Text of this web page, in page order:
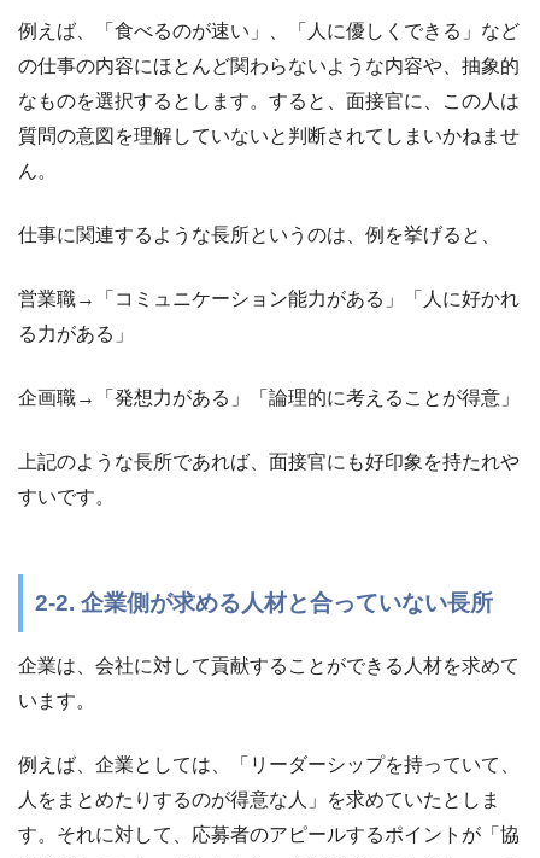
例えば、「食べるのが速い」、「人に優しくできる」など
の仕事の内容にほとんど関わらないような内容や、抽象的
なものを選択するとします。すると、面接官に、この人は
質問の意図を理解していないと判断されてしまいかねませ
ん。
仕事に関連するような長所というのは、例を挙げると、
営業職→「コミュニケーション能力がある」「人に好かれ
る力がある」
企画職→「発想力がある」「論理的に考えることが得意」
上記のような長所であれば、面接官にも好印象を持たれや
すいです。
2-2. 企業側が求める人材と合っていない長所
企業は、会社に対して貢献することができる人材を求めて
います。
例えば、企業としては、「リーダーシップを持っていて、
人をまとめたりするのが得意な人」を求めていたとしま
す。それに対して、応募者のアピールするポイントが「協